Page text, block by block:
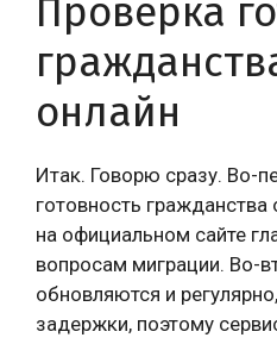
Проверка
онлайн
Итак. Говорю сразу. Во-
готовность
на официальном сайте
вопросам миграции. Во-
обновляются и
задержки, поэтому